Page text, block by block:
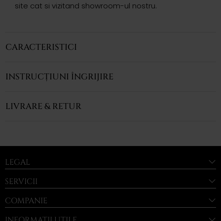
site cat si vizitand showroom-ul nostru.
CARACTERISTICI
INSTRUCȚIUNI ÎNGRIJIRE
LIVRARE & RETUR
LEGAL
SERVICII
COMPANIE